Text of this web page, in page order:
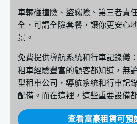
車輛碰撞險、盜竊險、第三者責
全，可謂全險套餐，讓你更安心
景。
免費提供導航系統和行車記錄儀：
租車經驗豐富的顧客都知道，無
型租車公司，導航系統和行車記
配備。而在這裡，這些重要設備
查看富豪租賃可預